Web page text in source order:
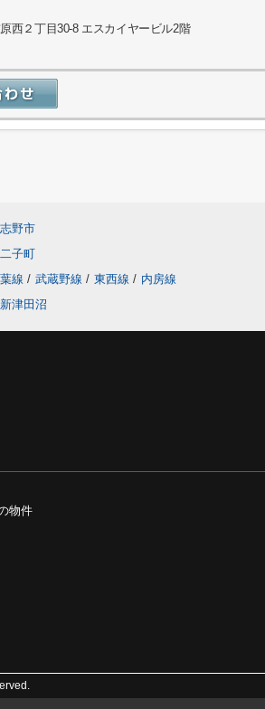
西２丁目30-8 エスカイヤービル2階
野市
二子町
線 / 武蔵野線 / 東西線 / 内房線
新津田沼
物件